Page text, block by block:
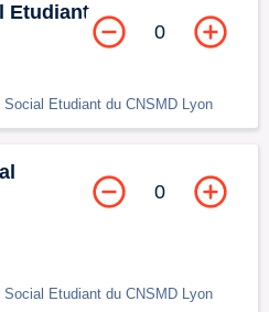
Etudiant
Etudiant du CNSMD Lyon
0
Etudiant du CNSMD Lyon
0